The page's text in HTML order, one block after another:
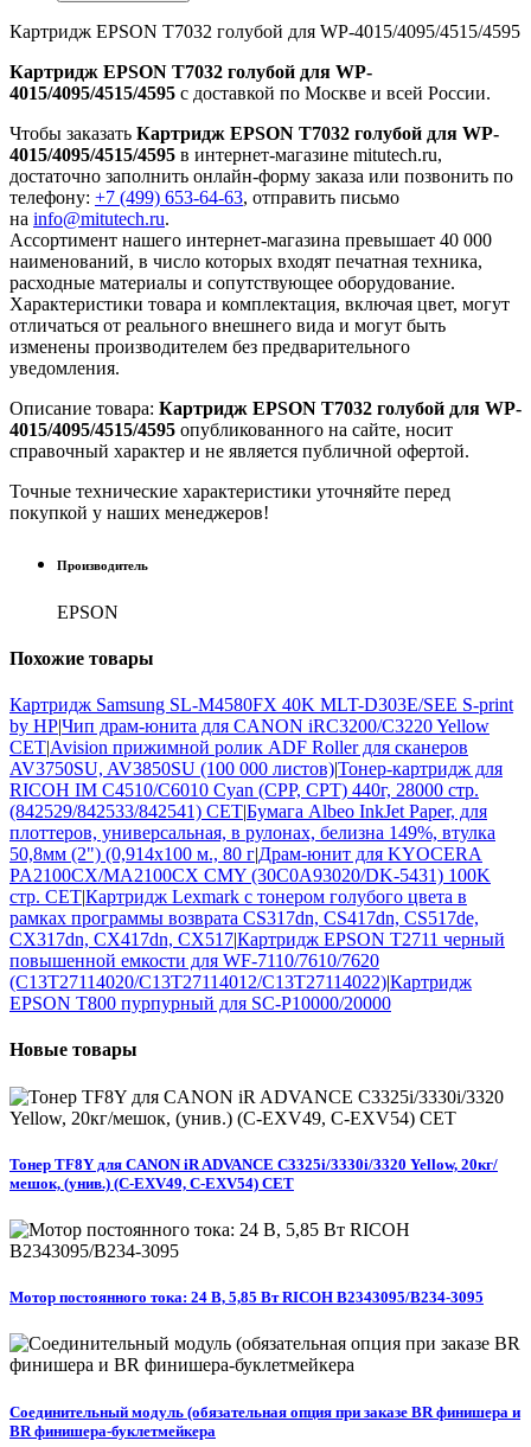
Картридж EPSON T7032 голубой для WP-4015/4095/4515/4595
Картридж EPSON T7032 голубой для WP-
4015/4095/4515/4595 с доставкой по Москве и всей России.
Чтобы заказать Картридж EPSON T7032 голубой для WP-
4015/4095/4515/4595 в интернет-магазине mitutech.ru,
достаточно заполнить онлайн-форму заказа или позвонить по
телефону: +7 (499) 653-64-63, отправить письмо
на info@mitutech.ru.
Ассортимент нашего интернет-магазина превышает 40 000
наименований, в число которых входят печатная техника,
расходные материалы и сопутствующее оборудование.
Характеристики товара и комплектация, включая цвет, могут
отличаться от реального внешнего вида и могут быть
изменены производителем без предварительного
уведомления.
Описание товара: Картридж EPSON T7032 голубой для WP-
4015/4095/4515/4595 опубликованного на сайте, носит
справочный характер и не является публичной офертой.
Точные технические характеристики уточняйте перед
покупкой у наших менеджеров!
Производитель
EPSON
Похожие товары
Картридж Samsung SL-M4580FX 40K MLT-D303E/SEE S-print
by HP|Чип драм-юнита для CANON iRC3200/C3220 Yellow
CET|Avision прижимной ролик ADF Roller для сканеров
AV3750SU, AV3850SU (100 000 листов)|Тонер-картридж для
RICOH IM C4510/C6010 Cyan (CPP, CPT) 440г, 28000 стр.
(842529/842533/842541) CET|Бумага Albeo InkJet Paper, для
плоттеров, универсальная, в рулонах, белизна 149%, втулка
50,8мм (2") (0,914х100 м., 80 г|Драм-юнит для KYOCERA
PA2100CX/MA2100CX CMY (30C0A93020/DK-5431) 100K
стр. CET|Картридж Lexmark с тонером голубого цвета в
рамках программы возврата CS317dn, CS417dn, CS517de,
CX317dn, CX417dn, CX517|Картридж EPSON T2711 черный
повышенной емкости для WF-7110/7610/7620
(C13T27114020/C13T27114012/C13T27114022)|Картридж
EPSON T800 пурпурный для SC-P10000/20000
Новые товары
Тонер TF8Y для CANON iR ADVANCE C3325i/3330i/3320 Yellow, 20кг/
мешок, (унив.) (C-EXV49, C-EXV54) CET
Мотор постоянного тока: 24 В, 5,85 Вт RICOH B2343095/B234-3095
Соединительный модуль (обязательная опция при заказе BR финишера и
BR финишера-буклетмейкера